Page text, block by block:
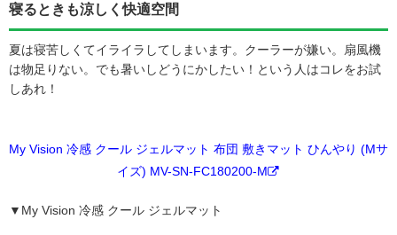
寝るときも涼しく快適空間
夏は寝苦しくてイライラしてしまいます。クーラーが嫌い。扇風機
は物足りない。でも暑いしどうにかしたい！という人はコレをお試
しあれ！
My Vision 冷感 クール ジェルマット 布団 敷きマット ひんやり (Mサ
イズ) MV-SN-FC180200-M
▼My Vision 冷感 クール ジェルマット